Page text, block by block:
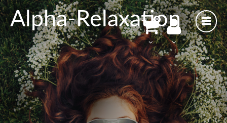
Alpha-Relaxation
0